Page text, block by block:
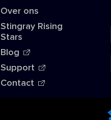
Over ons
Stingray Rising
Stars
Blog
Support
Contact